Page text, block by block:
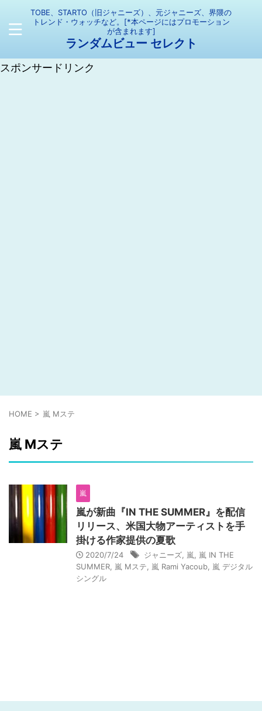
TOBE、STARTO（旧ジャニーズ）、元ジャニーズ、界隈の
トレンド・ウォッチなど。[*本ページにはプロモーション
が含まれます]
ランダムビュー セレクト
スポンサードリンク
HOME > 嵐 Mステ
嵐 Mステ
嵐
嵐が新曲『IN THE SUMMER』を配信
リリース、米国大物アーティストを手
掛ける作家提供の夏歌
2020/7/24 ジャニーズ 嵐
嵐 IN THE
SUMMER 嵐 Mステ 嵐 Rami Yacoub 嵐 デジタル
シングル